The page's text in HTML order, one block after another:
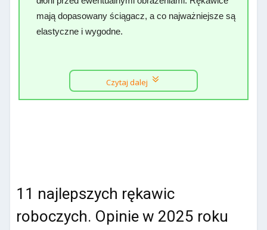
mają dopasowany ściągacz, a co najważniejsze są
elastyczne i wygodne.
Czytaj dalej
11 najlepszych rękawic
roboczych. Opinie w 2025 roku